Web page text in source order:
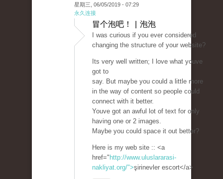
星期三, 06/05/2019 - 07:29
永久连接
冒个泡吧！ | 泡泡
I was curious if you ever considered
changing the structure of your website?
Its very well written; I love what youve
got to
say. But maybe you could a little more
in the way of content so people could
connect with it better.
Youve got an awful lot of text for only
having one or 2 images.
Maybe you could space it out better?
Here is my web site :: <a
href=" http://www.uluslararasi-
nakliyat.org/">şirinevler escort</a>